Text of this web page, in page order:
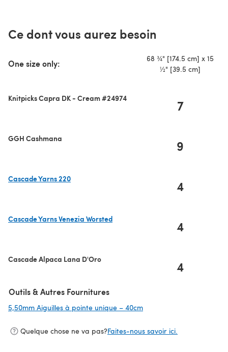
Ce dont vous aurez besoin
One size only:
68 ¾" [174.5 cm] x 15
½" [39.5 cm]
Knitpicks Capra DK - Cream #24974 7
GGH Cashmana 9
Cascade Yarns 220
4
Cascade Yarns Venezia Worsted
4
Cascade Alpaca Lana D'Oro 4
Outils & Autres Fournitures
5,50mm Aiguilles à pointe unique – 40cm
Quelque chose ne va pas?Faites-nous savoir ici.